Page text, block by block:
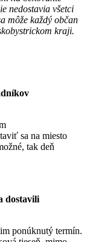
nedostavia všetci
môže každý občan
kraji.
sa na miesto
tak deň
dostavili
ponúknutý termín.